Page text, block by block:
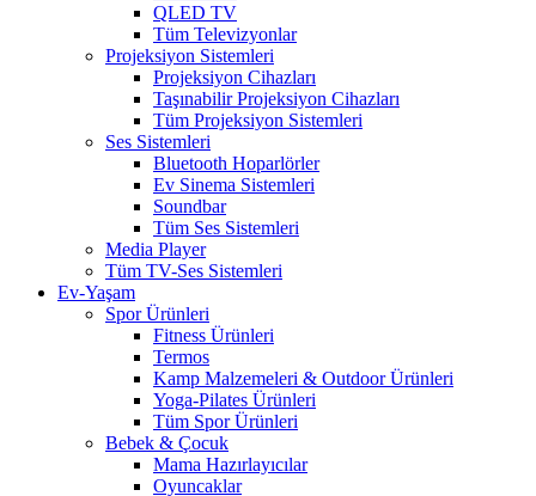
QLED TV
Tüm Televizyonlar
Projeksiyon Sistemleri
Projeksiyon Cihazları
Taşınabilir Projeksiyon Cihazları
Tüm Projeksiyon Sistemleri
Ses Sistemleri
Bluetooth Hoparlörler
Ev Sinema Sistemleri
Soundbar
Tüm Ses Sistemleri
Media Player
Tüm TV-Ses Sistemleri
Ev-Yaşam
Spor Ürünleri
Fitness Ürünleri
Termos
Kamp Malzemeleri & Outdoor Ürünleri
Yoga-Pilates Ürünleri
Tüm Spor Ürünleri
Bebek & Çocuk
Mama Hazırlayıcılar
Oyuncaklar